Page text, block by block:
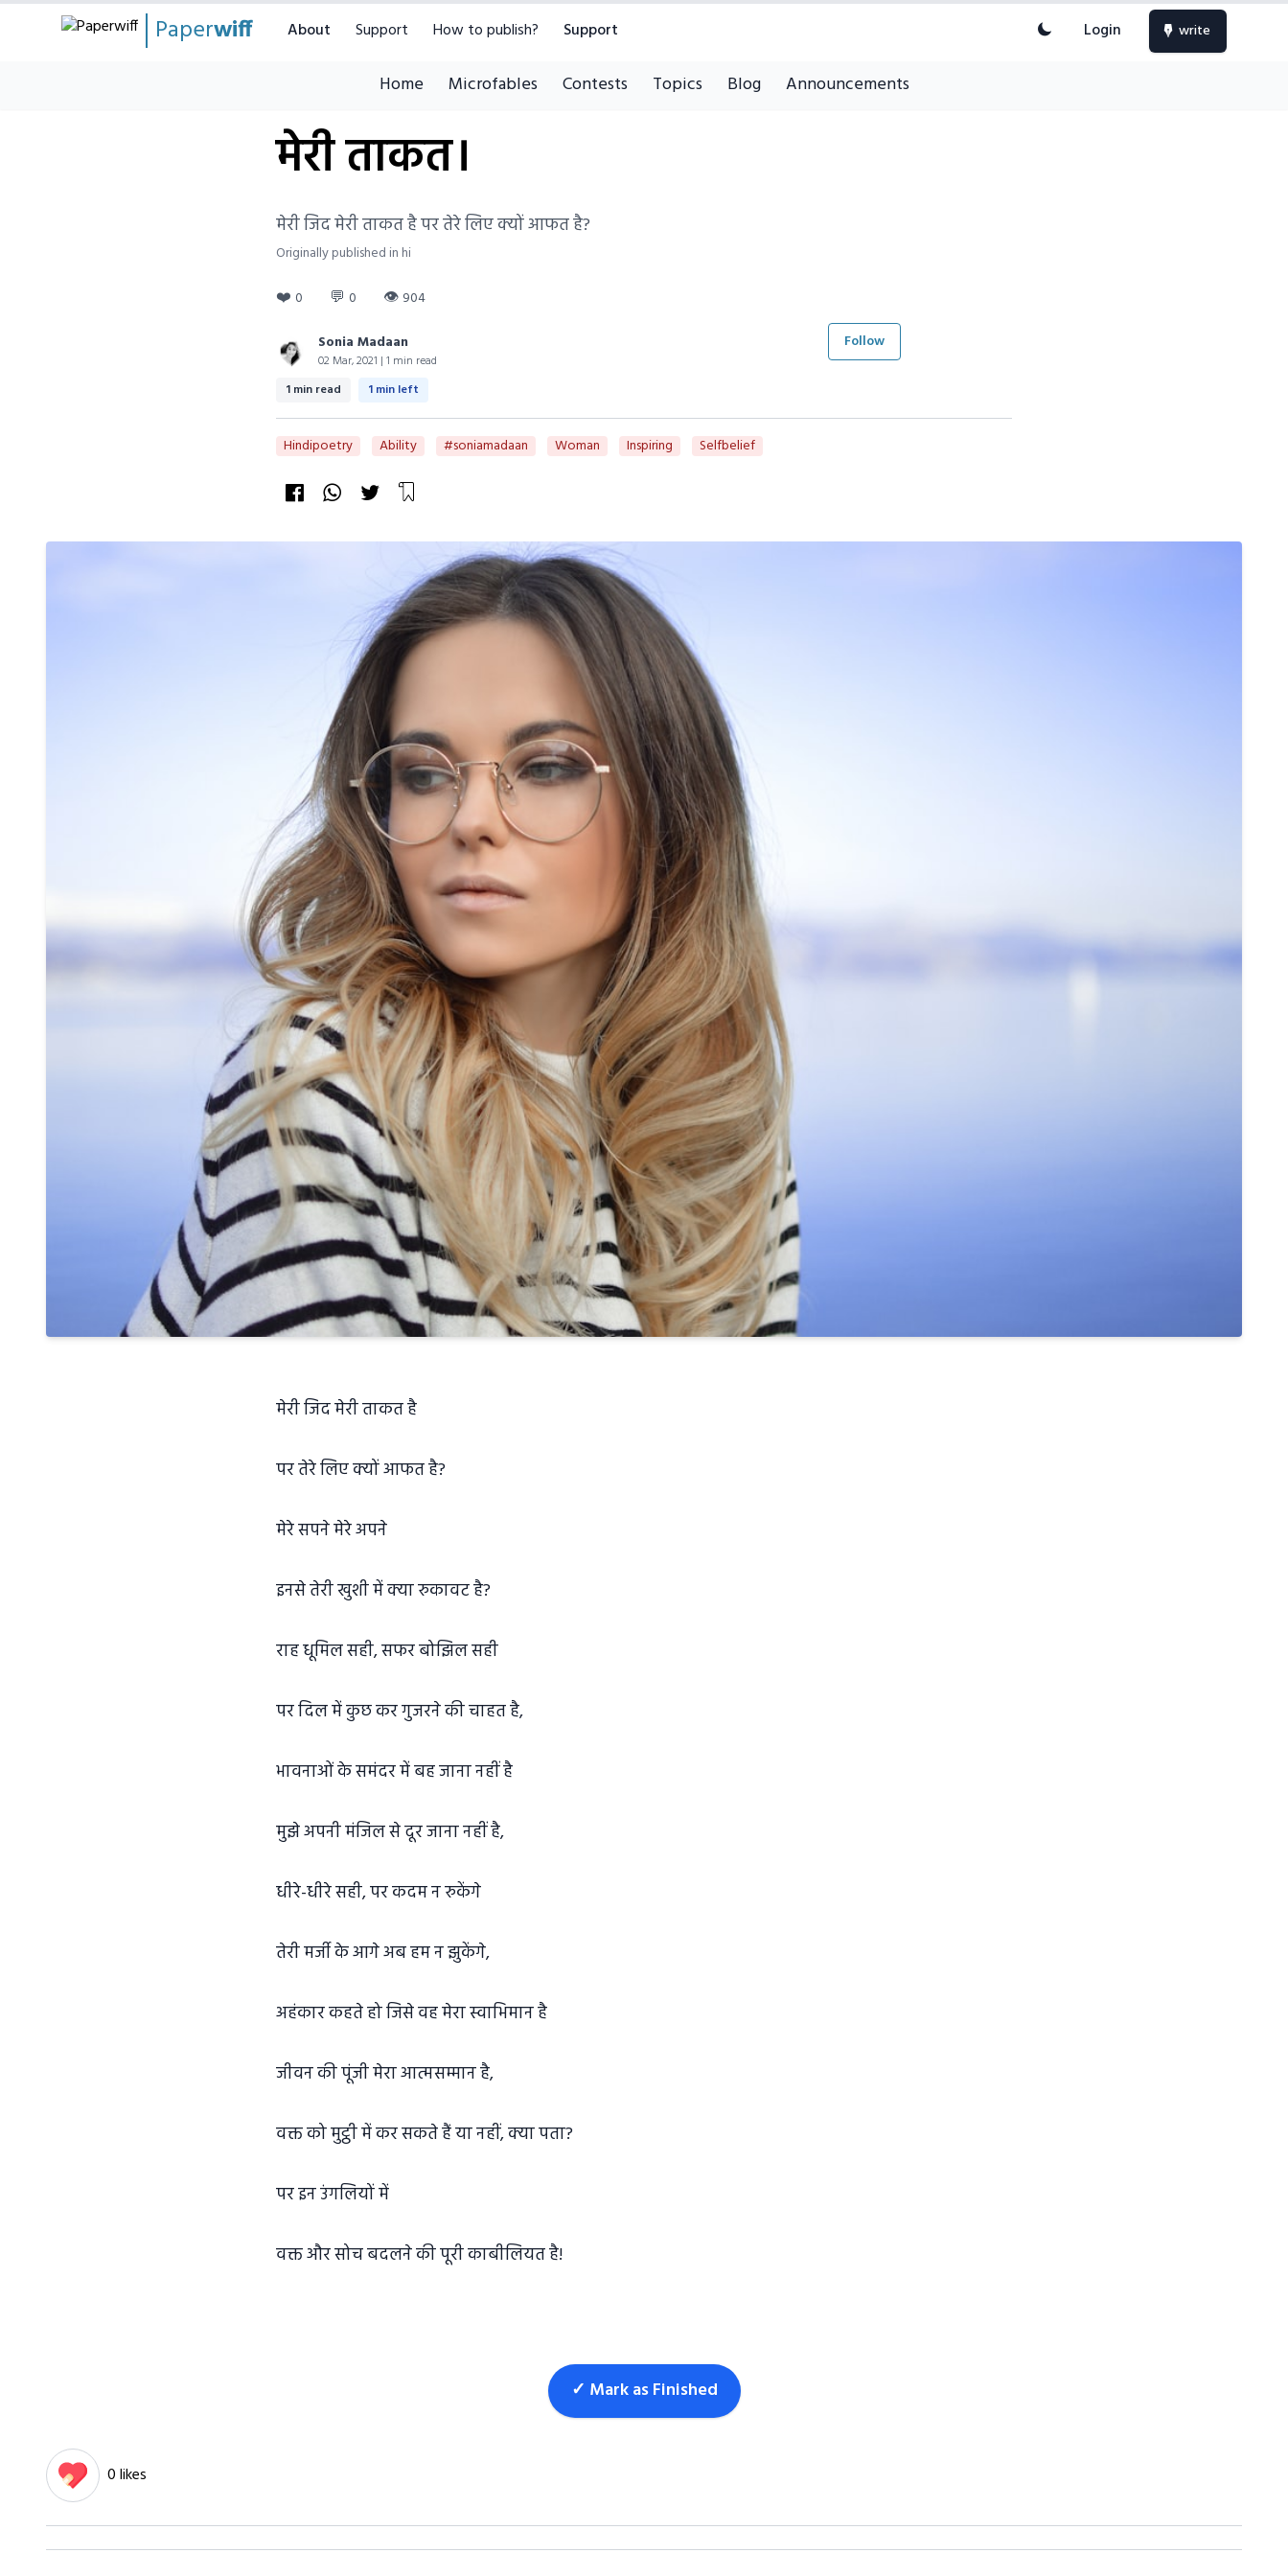
Paperwiff About Support How to publish? Support Login write
Home Microfables Contests Topics Blog Announcements
मेरी ताकत।
मेरी जिद मेरी ताकत है पर तेरे लिए क्यों आफत है?
Originally published in hi
❤️ 0 💬 0 👁 904
Sonia Madaan
02 Mar, 2021 | 1 min read
Follow
1 min read 1 min left
Hindipoetry Ability #soniamadaan Woman Inspiring Selfbelief
मेरी जिद मेरी ताकत है
पर तेरे लिए क्यों आफत है?
मेरे सपने मेरे अपने
इनसे तेरी खुशी में क्या रुकावट है?
राह धूमिल सही, सफर बोझिल सही
पर दिल में कुछ कर गुजरने की चाहत है,
भावनाओं के समंदर में बह जाना नहीं है
मुझे अपनी मंजिल से दूर जाना नहीं है,
धीरे-धीरे सही, पर कदम न रुकेंगे
तेरी मर्जी के आगे अब हम न झुकेंगे,
अहंकार कहते हो जिसे वह मेरा स्वाभिमान है
जीवन की पूंजी मेरा आत्मसम्मान है,
वक्त को मुट्ठी में कर सकते हैं या नहीं, क्या पता?
पर इन उंगलियों में
वक्त और सोच बदलने की पूरी काबीलियत है!
✓ Mark as Finished
0 likes